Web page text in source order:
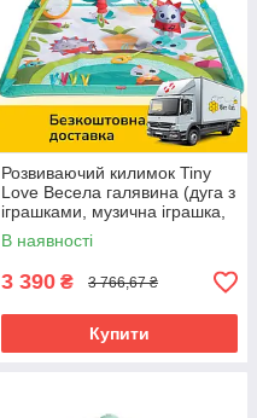
Розвиваючий килимок Tiny
Love Весела галявина (дуга з
іграшками, музична іграшка,
гризунок)
В наявності
3 390 ₴ 3 766,67 ₴
Купити